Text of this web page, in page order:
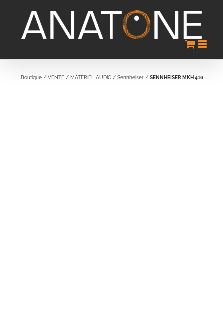
Boutique / VENTE / MATERIEL AUDIO / Sennheiser / SENNHEISER MKH 416